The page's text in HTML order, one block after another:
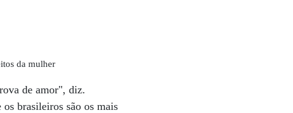
da mulher
de amor", diz.
brasileiros são os mais